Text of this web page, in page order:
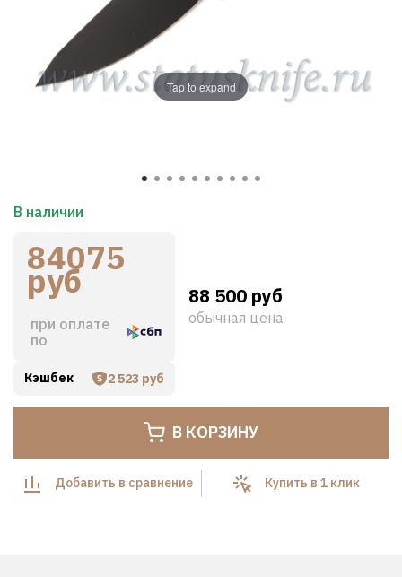
Tap to expand
В наличии
84075
руб
при оплате
по
Кэшбек 2 523 руб
88 500 руб
обычная цена
В КОРЗИНУ
Добавить в сравнение Купить в 1 клик